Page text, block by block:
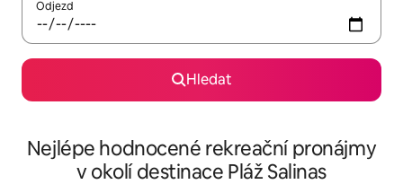
Odjezd
Hledat
Nejlépe hodnocené rekreační pronájmy
v okolí destinace Pláž Salinas